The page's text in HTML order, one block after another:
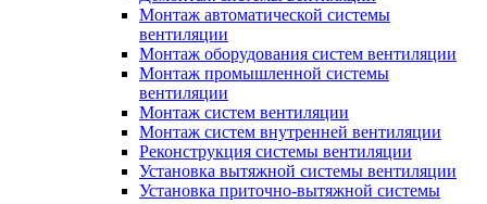
Монтаж автоматической системы
вентиляции
Монтаж оборудования систем вентиляции
Монтаж промышленной системы
вентиляции
Монтаж систем вентиляции
Монтаж систем внутренней вентиляции
Реконструкция системы вентиляции
Установка вытяжной системы вентиляции
Установка приточно-вытяжной системы